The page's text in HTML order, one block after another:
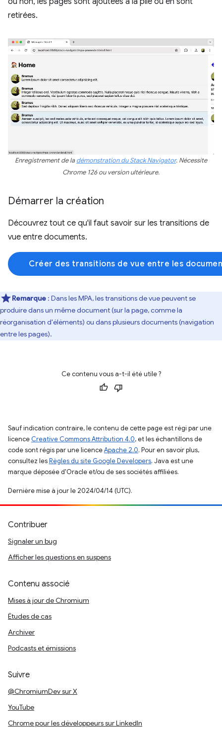
retirées.
Enregistrement de ladémonstration du Stack Navigator. Nécessite
Chrome 126 ou version ultérieure.
Démarrer la création
Découvrez tout ce qu'il faut savoir sur les transitions de
vue entre documents.
Créer des transitions de vue entre les
Remarque : Dans les MPA, les transitions de vue peuvent se
produire dans un même document (sur la page, comme la
réorganisation d'éléments) ou dans plusieurs documents (navigation
entre les pages).
Ce contenu vous a-t-il été utile ?
Sauf indication contraire, le contenu de cette page est régi par une
licence Creative Commons Attribution 4.0, et les échantillons de
code sont régis par une licenceApache 2.0. Pour en savoir plus,
consultez lesRègles du site Google Developers. Java est une
marque déposée d'Oracle et/ou de ses sociétés affiliées.
Dernière mise à jour le 2024/04/14 (UTC).
Contribuer
Signaler un bug
Afficher les questions en suspens
Contenu associé
Mises à jour de Chromium
Études de cas
Archiver
Podcasts et émissions
Suivre
@ChromiumDev sur X
YouTube
Chrome pour les développeurs sur LinkedIn